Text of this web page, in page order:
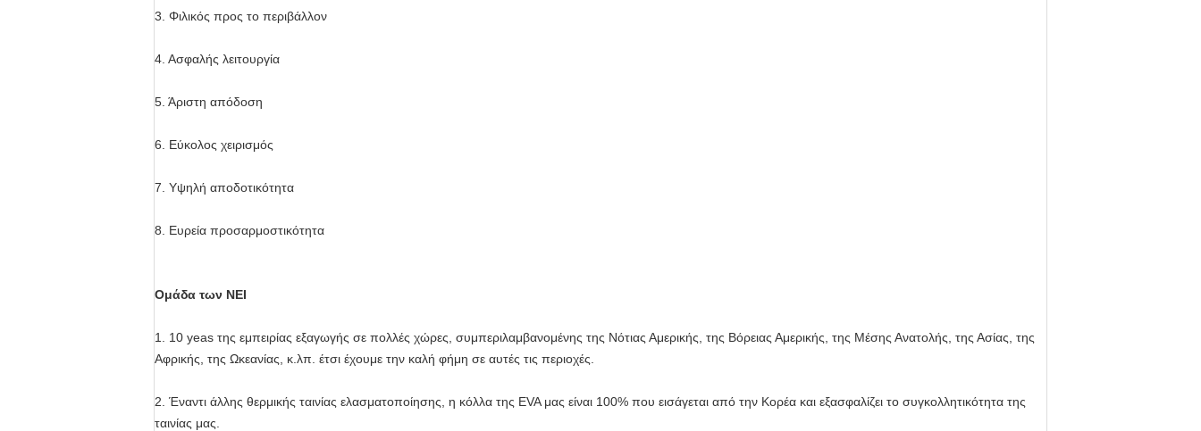
3. Φιλικός προς το περιβάλλον
4. Ασφαλής λειτουργία
5. Άριστη απόδοση
6. Εύκολος χειρισμός
7. Υψηλή αποδοτικότητα
8. Ευρεία προσαρμοστικότητα
Ομάδα των NEI
1. 10 yeas της εμπειρίας εξαγωγής σε πολλές χώρες, συμπεριλαμβανομένης της Νότιας Αμερικής, της Βόρειας Αμερικής, της Μέσης Ανατολής, της Ασίας, της
Αφρικής, της Ωκεανίας, κ.λπ. έτσι έχουμε την καλή φήμη σε αυτές τις περιοχές.
2. Έναντι άλλης θερμικής ταινίας ελασματοποίησης, η κόλλα της EVA μας είναι 100% που εισάγεται από την Κορέα και εξασφαλίζει το συγκολλητικότητα της
ταινίας μας.